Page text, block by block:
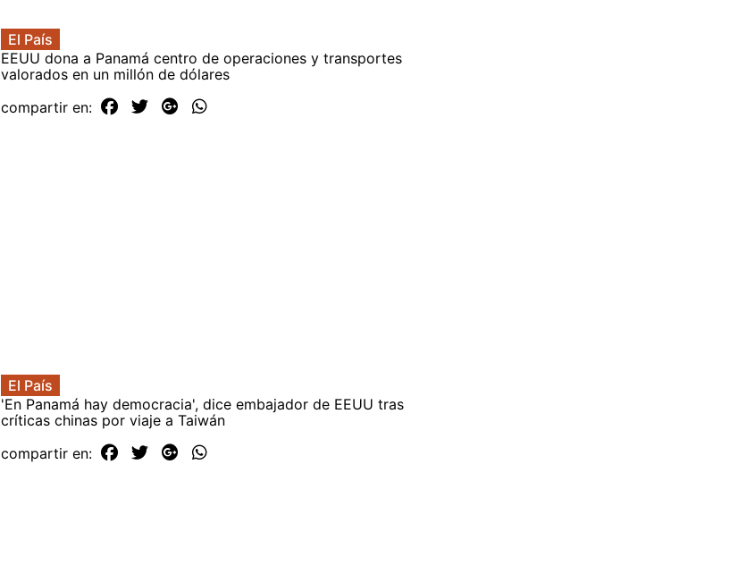
El País
EEUU dona a Panamá centro de operaciones y transportes
valorados en un millón de dólares
compartir en:
El País
'En Panamá hay democracia', dice embajador de EEUU tras
críticas chinas por viaje a Taiwán
compartir en: